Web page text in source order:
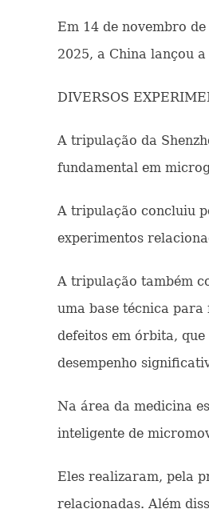
Em 14 de novembro
2025, a China lançou
DIVERSOS
A tripulação da
fundamental em
A tripulação concluiu
experimentos
A tripulação também
uma base técnica
defeitos em órbita,
desempenho
Na área da medicina
inteligente de
Eles realizaram, pela
relacionadas. Além